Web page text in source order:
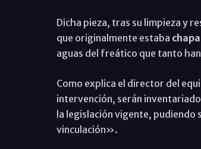
Dicha pieza, tras su limpieza y
que originalmente estaba
aguas del freático que tanto
Como explica el director del
intervención, serán
la legislación vigente, pudiendo
vinculación».